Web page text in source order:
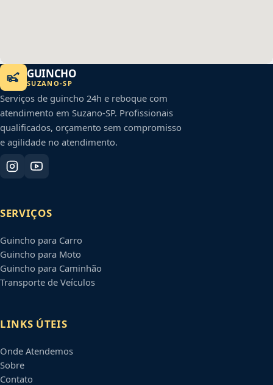
GUINCHO
SUZANO-SP
Serviços de guincho 24h e reboque com
atendimento em Suzano-SP. Profissionais
qualificados, orçamento sem compromisso
e agilidade no atendimento.
SERVIÇOS
Guincho para Carro
Guincho para Moto
Guincho para Caminhão
Transporte de Veículos
LINKS ÚTEIS
Onde Atendemos
Sobre
Contato